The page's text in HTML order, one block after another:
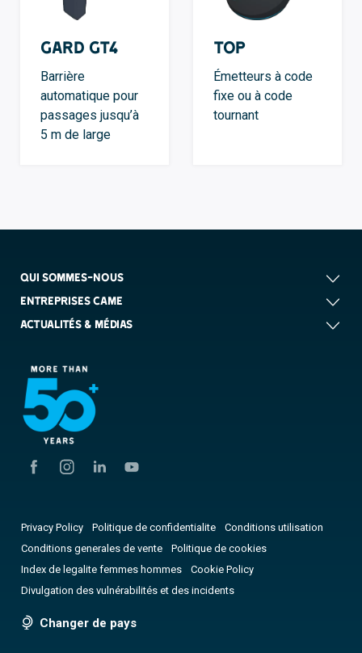
GARD GT4
Barrière
automatique pour
passages jusqu’à
5 m de large
TOP
Émetteurs à code
fixe ou à code
tournant
QUI SOMMES-NOUS
ENTREPRISES CAME
ACTUALITÉS & MÉDIAS
Privacy Policy Politique de confidentialite
Conditions utilisation
Conditions generales de vente
Politique de cookies
Index de legalite femmes hommes
Cookie Policy
Divulgation des vulnérabilités et des incidents
Changer de pays